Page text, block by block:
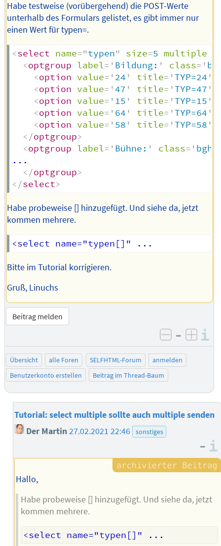
Habe testweise (vorübergehend) die POST-Werte
unterhalb des Formulars gelistet, es gibt immer nur
einen Wert für typen=.
<select name="typen" size=5 multiple
<optgroup label= ' Bildung: ' class= '
<option value= ' 24 ' title= 'TYP=24 '
<option value= '47 ' title= 'TYP=47 '
<option value= ' 15 ' title= 'TYP=15 '
<option value= ' 64 ' title= 'TYP=64 '
<option value= ' 58 ' title= 'TYP=58 '
</optgroup>
<optgroup label= ' Bühne: ' class= '
...
</optgroup>
</select>
Habe probeweise [] hinzugefügt. Und siehe da, jetzt
kommen mehrere.
Bitte im Tutorial korrigieren.
Gruß, Linuchs
Beitrag melden
negativ
–
Übersicht alle Foren SELFHTML-Forum
anmelden
Benutzerkonto erstellen
Beitrag im Thread-Baum
Tutorial: select multiple sollte auch multiple senden
Der Martin27.02.2021 22:46 sonstiges
–
Hallo,
Habe probeweise [] hinzugefügt. Und siehe da, jetzt
kommen mehrere.